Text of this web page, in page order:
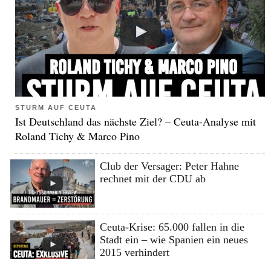
STURM AUF CEUTA
Ist Deutschland das nächste Ziel? – Ceuta-Analyse mit
Roland Tichy & Marco Pino
Club der Versager: Peter Hahne
rechnet mit der CDU ab
Ceuta-Krise: 65.000 fallen in die
Stadt ein – wie Spanien ein neues
2015 verhindert